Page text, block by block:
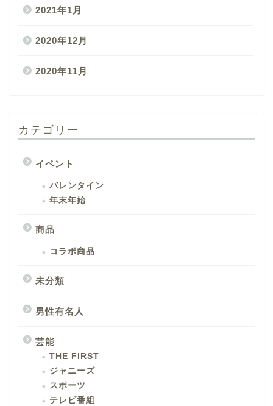
2021年1月
2020年12月
2020年11月
カテゴリー
イベント
バレンタイン
年末年始
商品
コラボ商品
未分類
男性有名人
芸能
THE FIRST
ジャニーズ
スポーツ
テレビ番組